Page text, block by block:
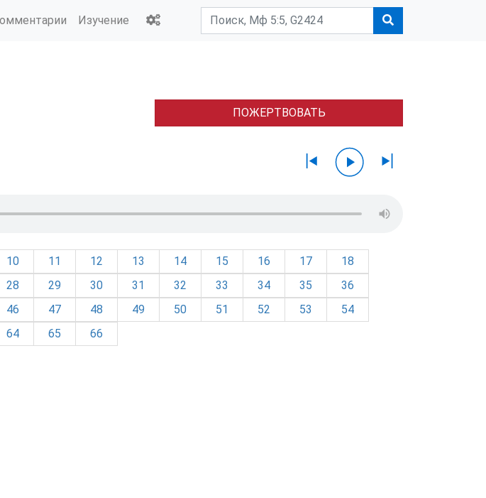
Изучение
ПОЖЕРТВОВАТЬ
10 11 12 13 14 15 16 17
18
28 29 30 31 32 33 34 35
36
46 47 48 49 50 51 52 53
54
64 65 66